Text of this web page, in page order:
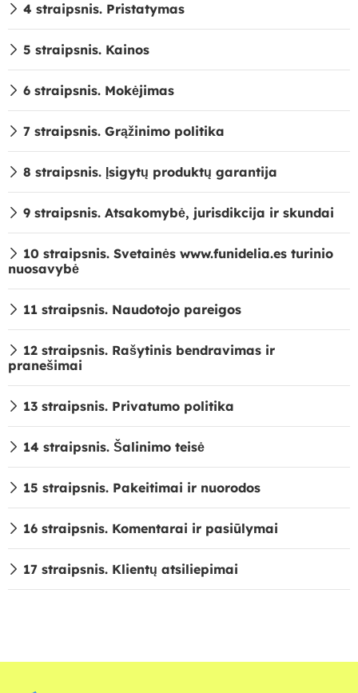
4 straipsnis. Pristatymas
5 straipsnis. Kainos
6 straipsnis. Mokėjimas
7 straipsnis. Grąžinimo politika
8 straipsnis. Įsigytų produktų garantija
9 straipsnis. Atsakomybė, jurisdikcija ir skundai
10 straipsnis. Svetainės www.funidelia.es turinio
nuosavybė
11 straipsnis. Naudotojo pareigos
12 straipsnis. Rašytinis bendravimas ir
pranešimai
13 straipsnis. Privatumo politika
14 straipsnis. Šalinimo teisė
15 straipsnis. Pakeitimai ir nuorodos
16 straipsnis. Komentarai ir pasiūlymai
17 straipsnis. Klientų atsiliepimai